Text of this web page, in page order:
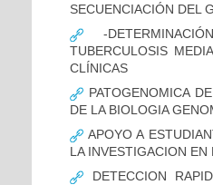
SECUENCIACIÓN DEL
-
TUBERCULOSIS
CLÍNICAS
PATOGENOMICA
DE LA BIOLOGIA
APOYO A
LA INVESTIGACION EN
DETECCION